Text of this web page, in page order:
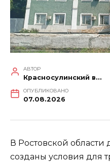
АВТОР
Красносулинский вестник
ОПУБЛИКОВАНО
07.08.2026
В Ростовской области
созданы условия для